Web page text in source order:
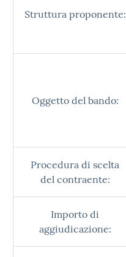
Struttura proponente:
Oggetto del bando:
Procedura di scelta
del contraente:
Importo di
aggiudicazione: